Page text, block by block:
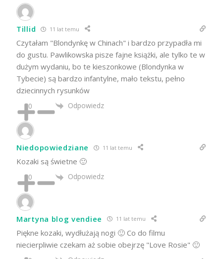
Tillid 11 lat temu
Czytałam "Blondynkę w Chinach" i bardzo przypadła mi
do gustu. Pawlikowska pisze fajne książki, ale tylko te w
dużym wydaniu, bo te kieszonkowe (Blondynka w
Tybecie) są bardzo infantylne, mało tekstu, pełno
dziecinnych rysunków
0 Odpowiedz
Niedopowiedziane 11 lat temu
Kozaki są świetne 🙂
0 Odpowiedz
Martyna blog vendiee 11 lat temu
Piękne kozaki, wydłużają nogi 🙂 Co do filmu
niecierpliwie czekam aż sobie obejrzę "Love Rosie" 🙂